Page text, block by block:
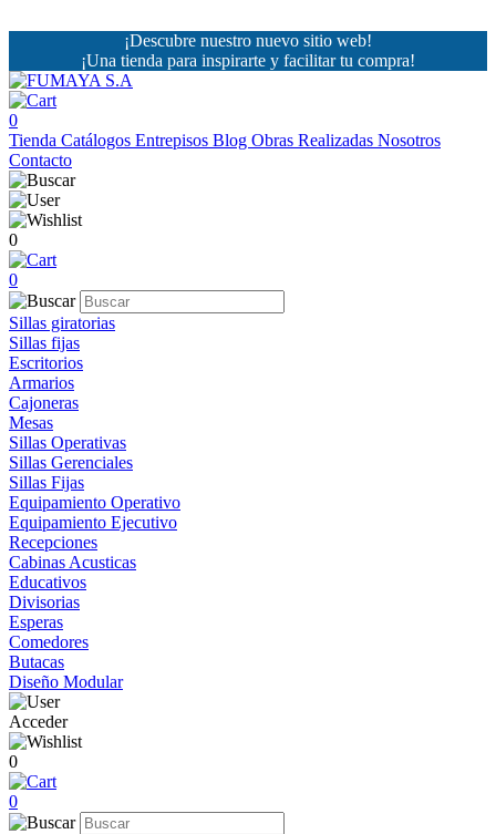
¡Descubre nuestro nuevo sitio web!
¡Una tienda para inspirarte y facilitar tu compra!
0
Tienda Catálogos Entrepisos Blog Obras Realizadas Nosotros
Contacto
0
0
Sillas giratorias
Sillas fijas
Escritorios
Armarios
Cajoneras
Mesas
Sillas Operativas
Sillas Gerenciales
Sillas Fijas
Equipamiento Operativo
Equipamiento Ejecutivo
Recepciones
Cabinas Acusticas
Educativos
Divisorias
Esperas
Comedores
Butacas
Diseño Modular
Acceder
0
0